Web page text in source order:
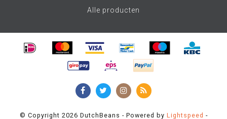
Alle producten
© Copyright 2026 DutchBeans - Powered by Lightspeed -